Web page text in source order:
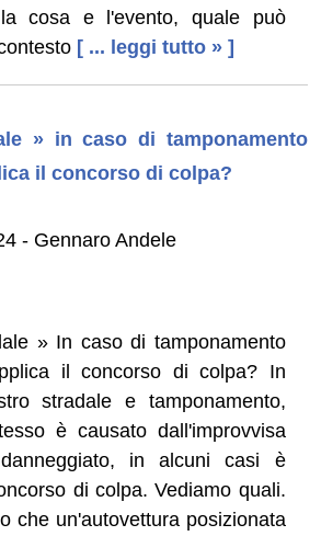
cosa e l'evento, quale può
[ ... leggi tutto » ]
» in caso di tamponamento
il concorso di colpa?
- Gennaro Andele
» In caso di tamponamento
il concorso di colpa? In
stradale e tamponamento,
è causato dall'improvvisa
in alcuni casi è
di colpa. Vediamo quali.
che un'autovettura posizionata